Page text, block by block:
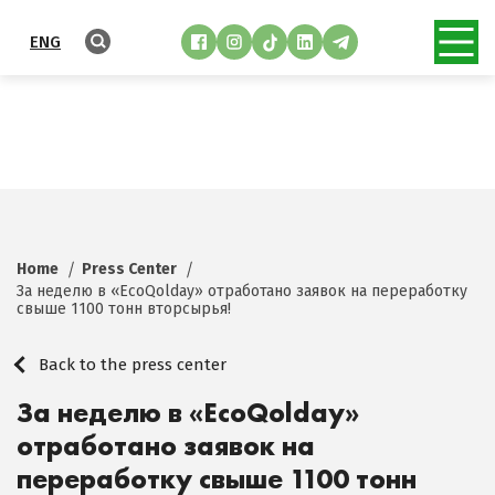
ENG
Home
Press Center
За неделю в «EcoQolday» отработано заявок на переработку
свыше 1100 тонн вторсырья!
Back to the press center
За неделю в «EcoQolday»
отработано заявок на
переработку свыше 1100 тонн